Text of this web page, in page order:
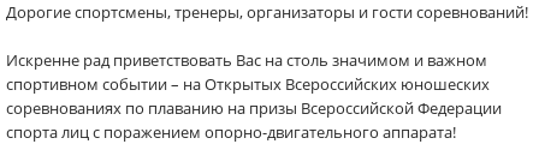
Дорогие спортсмены, тренеры, организаторы и гости соревнований!
Искренне рад приветствовать Вас на столь значимом и важном
спортивном событии – на Открытых Всероссийских юношеских
соревнованиях по плаванию на призы Всероссийской Федерации
спорта лиц с поражением опорно-двигательного аппарата!